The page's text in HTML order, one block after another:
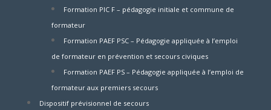
Formation PIC F – pédagogie initiale et commune de
formateur
Formation PAEF PSC – Pédagogie appliquée à l’emploi
de formateur en prévention et secours civiques
Formation PAEF PS – Pédagogie appliquée à l’emploi de
formateur aux premiers secours
Dispositif prévisionnel de secours